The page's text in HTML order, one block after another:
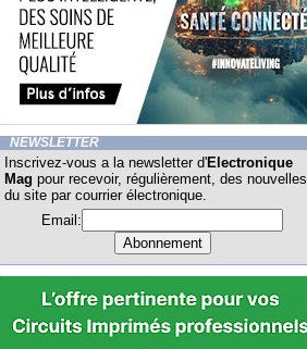
NEWSLETTER
Inscrivez-vous a la newsletter d'Electronique
Mag pour recevoir, régulièrement, des nouvelles
du site par courrier électronique.
Email: